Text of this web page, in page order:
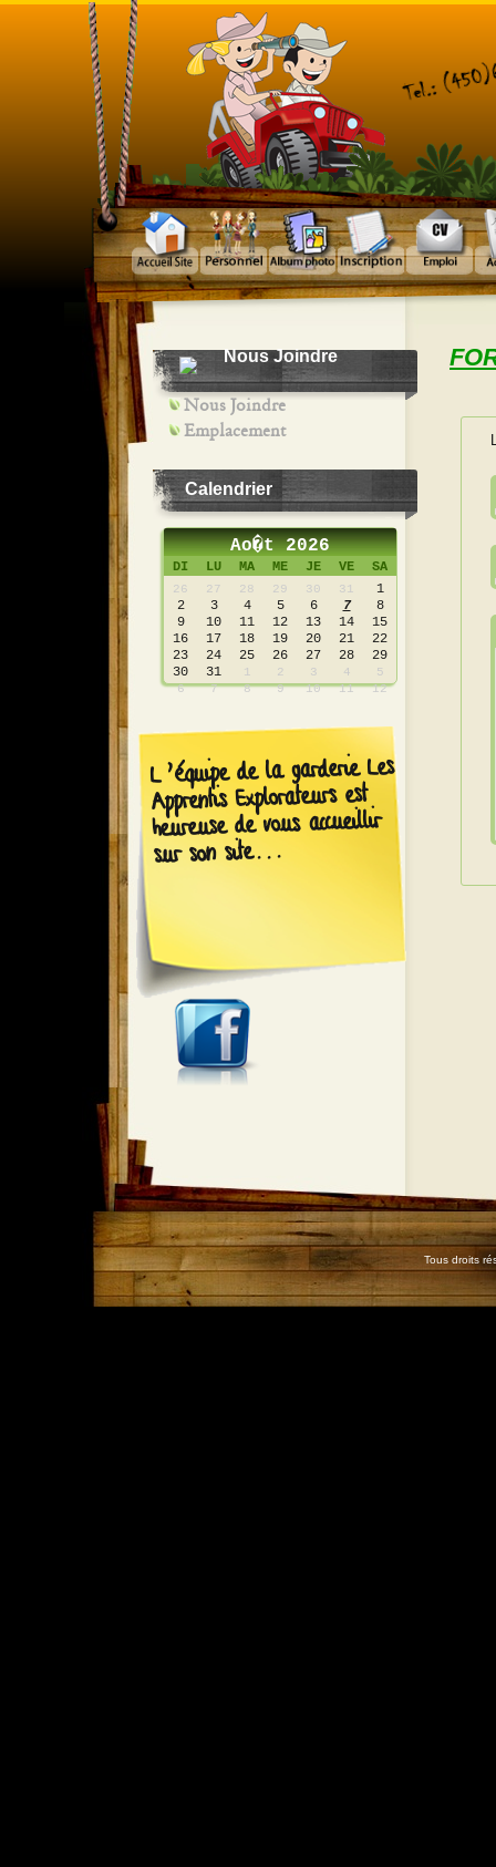
Nous Joindre
Nous Joindre
Emplacement
Calendrier
Ao�t 2026
DI LU MA ME JE VE SA
26 27 28 29 30 31
1
2
3 4 5 6 7
8
9
10 11 12 13 14
15
16
17 18 19 20 21
22
23
24 25 26 27 28
29
30
31 1 2 3 4
5
6
7 8 9 10 11 12
L’équipe de la garderie Les
Apprentis Explorateurs est
heureuse de vous accueillir
sur son site...
Tous droits